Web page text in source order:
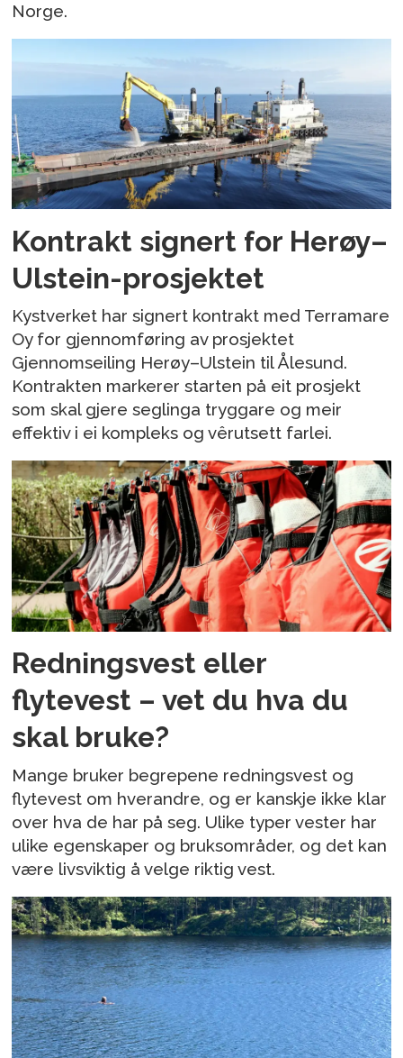
Norge.
Kontrakt signert for Herøy–
Ulstein-prosjektet
Kystverket har signert kontrakt med Terramare
Oy for gjennomføring av prosjektet
Gjennomseiling Herøy–Ulstein til Ålesund.
Kontrakten markerer starten på eit prosjekt
som skal gjere seglinga tryggare og meir
effektiv i ei kompleks og vêrutsett farlei.
Redningsvest eller
flytevest – vet du hva du
skal bruke?
Mange bruker begrepene redningsvest og
flytevest om hverandre, og er kanskje ikke klar
over hva de har på seg. Ulike typer vester har
ulike egenskaper og bruksområder, og det kan
være livsviktig å velge riktig vest.